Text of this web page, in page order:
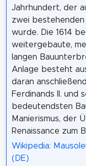
Jahrhundert, der
zwei
wurde. Die 1614
weitergebaute,
langen
Anlage besteht
daran
Ferdinands II. und
bedeutendsten
Manierismus, der
Renaissance zum
Wikipedia:
(DE)